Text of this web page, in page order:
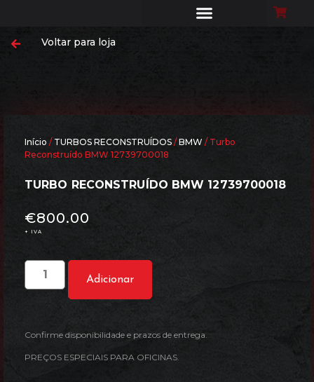
Voltar para loja
Início / TURBOS RECONSTRUÍDOS / BMW / Turbo
Reconstruído BMW 12739700018
TURBO RECONSTRUÍDO BMW 12739700018
€800.00
+ IVA
Adicionar
Confirme disponibilidade e prazos de entrega.
PREÇOS ESPECIAIS PARA OFICINAS.